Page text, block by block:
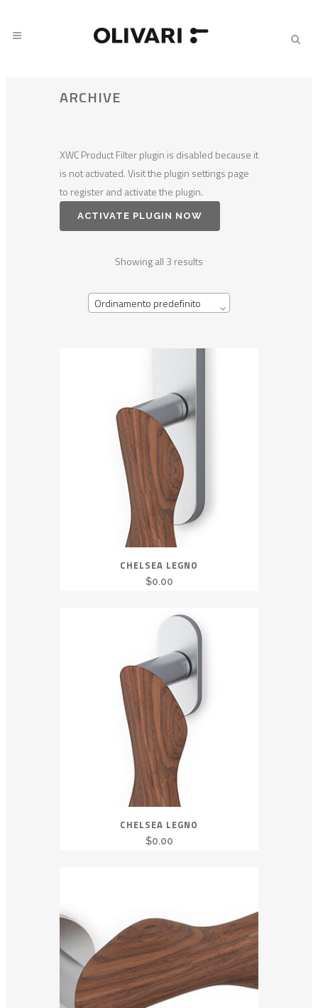
ARCHIVE
XWC Product Filter plugin is disabled because it
is not activated. Visit the plugin settings page
to register and activate the plugin.
ACTIVATE PLUGIN NOW
Showing all 3 results
Ordinamento predefinito
CHELSEA LEGNO
$0.00
CHELSEA LEGNO
$0.00